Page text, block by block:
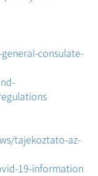
consulate-
tajekoztato-az-
19-information